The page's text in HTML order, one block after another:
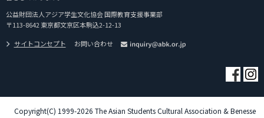
公益財団法人アジア学生文化協会 国際教育支援事業部
〒113-8642 東京都文京区本駒込2-12-13
サイトコンセプト
お問い合わせ
Copyright(C) 1999-2026 The Asian Students Cultural Association & Benesse